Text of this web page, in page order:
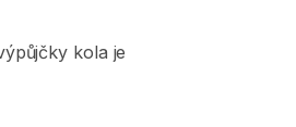
kola je